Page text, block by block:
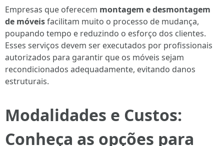
Empresas que oferecem montagem e desmontagem
de móveisfacilitam muito o processo de mudança,
poupando tempo e reduzindo o esforço dos clientes.
Esses serviços devem ser executados por profissionais
autorizados para garantir que os móveis sejam
recondicionados adequadamente, evitando danos
estruturais.
Modalidades e Custos:
Conheça as opções para